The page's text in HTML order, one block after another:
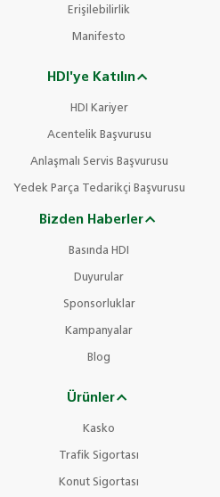
Erişilebilirlik
Manifesto
HDI'ye Katılın
HDI Kariyer
Acentelik Başvurusu
Anlaşmalı Servis Başvurusu
Yedek Parça Tedarikçi Başvurusu
Bizden Haberler
Basında HDI
Duyurular
Sponsorluklar
Kampanyalar
Blog
Ürünler
Kasko
Trafik Sigortası
Konut Sigortası